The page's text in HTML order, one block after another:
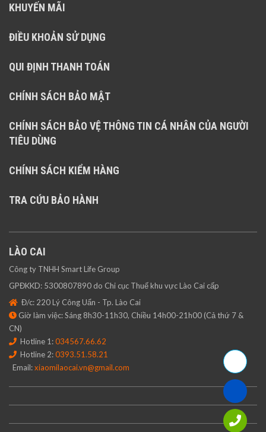
KHUYẾN MÃI
ĐIỀU KHOẢN SỬ DỤNG
QUI ĐỊNH THANH TOÁN
CHÍNH SÁCH BẢO MẬT
CHÍNH SÁCH BẢO VỆ THÔNG TIN CÁ NHÂN CỦA NGƯỜI
TIÊU DÙNG
CHÍNH SÁCH KIỂM HÀNG
TRA CỨU BẢO HÀNH
LÀO CAI
Công ty TNHH Smart Life Group
GPĐKKD: 5300807890 do Chi cục Thuế khu vực Lào Cai cấp
Đ/c: 220 Lý Công Uẩn - Tp. Lào Cai
Giờ làm việc: Sáng 8h30-11h30, Chiều 14h00-21h00 (Cả thứ 7 &
CN)
Hotline 1:034567.66.62
Hotline 2:0393.51.58.21
Email:xiaomilaocai.vn@gmail.com